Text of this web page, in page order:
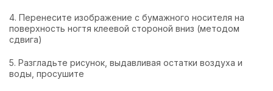
4. Перенесите изображение с бумажного носителя на
поверхность ногтя клеевой стороной вниз (методом
сдвига)
5. Разгладьте рисунок, выдавливая остатки воздуха и
воды, просушите